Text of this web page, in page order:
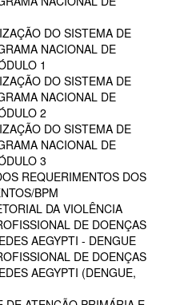
DO SISTEMA DE
NACIONAL DE
1
DO SISTEMA DE
NACIONAL DE
2
DO SISTEMA DE
NACIONAL DE
3
REQUERIMENTOS DOS
BPM
DA VIOLÊNCIA
DE DOENÇAS
AEGYPTI - DENGUE
DE DOENÇAS
AEGYPTI (DENGUE,